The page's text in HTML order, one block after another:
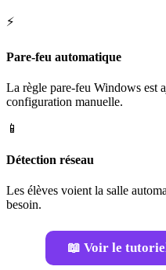
⚡
Pare-feu automatique
La règle pare-feu Windows est
configuration manuelle.
📱
Détection réseau
Les élèves voient la salle
besoin.
📖 Voir le